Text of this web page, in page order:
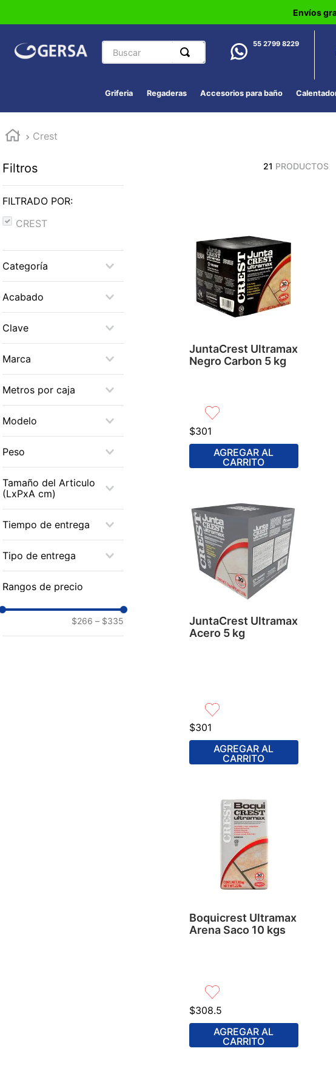
Envíos
Buscar 55 2799 8229
Griferia Regaderas Accesorios para baño
Crest
Filtros
FILTRADO POR:
CREST
Categoría
Boquillas
Acabado
Marfil
Gris
Chocolate
Clave
CREST-614
CREST-609
CREST-604
CREST-602
Marca
Metros por caja
Modelo
CREST-711
CREST-709
CREST-705
CREST-702
CREST-624
CREST-614
CREST-609
Peso
Tamaño del Articulo
(LxPxA cm)
17x17x17
Tiempo de entrega
Tipo de entrega
Recoge en sucursal
Rangos de precio
$266 – $335
21 PRODUCTOS
JuntaCrest Ultramax
Negro Carbon 5 kg
$301
AGREGAR AL
CARRITO
JuntaCrest Ultramax
Acero 5 kg
$301
AGREGAR AL
CARRITO
Boquicrest Ultramax
Arena Saco 10 kgs
$308.5
AGREGAR AL
CARRITO